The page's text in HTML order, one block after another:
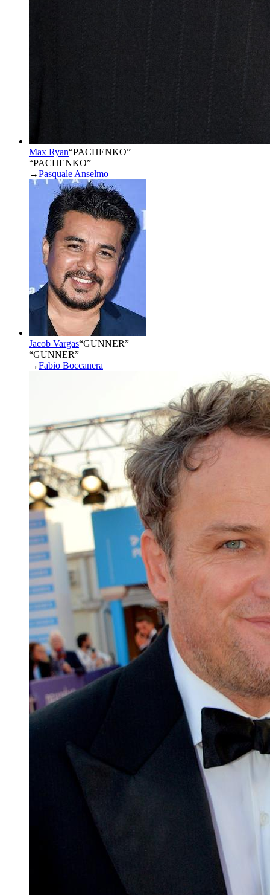
Max Ryan“PACHENKO”
“PACHENKO”
→Pasquale Anselmo
Jacob Vargas“GUNNER”
“GUNNER”
→Fabio Boccanera